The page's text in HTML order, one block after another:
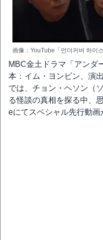
画像：YouTube「언더커버 하이
MBC金土ドラマ「アンダ
本：イム・ヨンビン、演
では、チョン・ヘソン（
る怪談の真相を探る中、
eにてスペシャル先行動画